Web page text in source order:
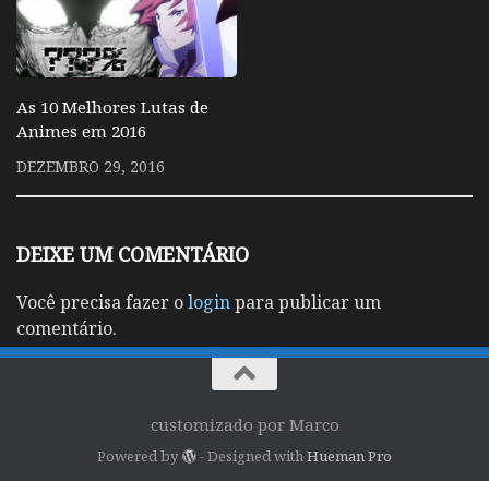
As 10 Melhores Lutas de
Animes em 2016
DEZEMBRO 29, 2016
DEIXE UM COMENTÁRIO
Você precisa fazer ologinpara publicar um
comentário.
customizado por Marco
Powered by - Designed withHueman Pro